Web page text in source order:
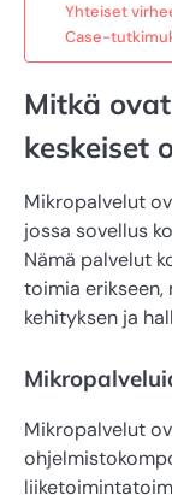
Yhteiset
Case-
Mitkä
keskeiset
Mikropalvelut
jossa sovellus
Nämä palvelut
toimia erikseen,
kehityksen ja
Mikropalvelut